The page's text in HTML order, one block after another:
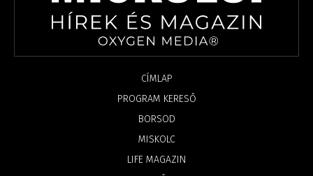
CÍMLAP
PROGRAM KERESŐ
BORSOD
MISKOLC
LIFE MAGAZIN